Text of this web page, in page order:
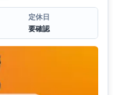
定休日
要確認